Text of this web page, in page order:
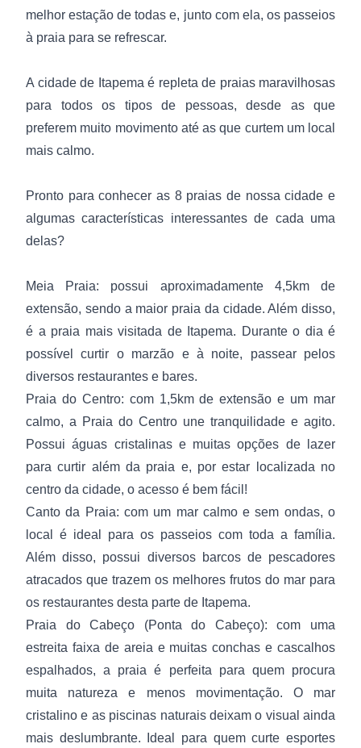
melhor estação de todas e, junto com ela, os passeios
à praia para se refrescar.
A cidade de Itapema é repleta de praias maravilhosas
para todos os tipos de pessoas, desde as que
preferem muito movimento até as que curtem um local
mais calmo.
Pronto para conhecer as 8 praias de nossa cidade e
algumas características interessantes de cada uma
delas?
Meia Praia: possui aproximadamente 4,5km de
extensão, sendo a maior praia da cidade. Além disso,
é a praia mais visitada de Itapema. Durante o dia é
possível curtir o marzão e à noite, passear pelos
diversos restaurantes e bares.
Praia do Centro: com 1,5km de extensão e um mar
calmo, a Praia do Centro une tranquilidade e agito.
Possui águas cristalinas e muitas opções de lazer
para curtir além da praia e, por estar localizada no
centro da cidade, o acesso é bem fácil!
Canto da Praia: com um mar calmo e sem ondas, o
local é ideal para os passeios com toda a família.
Além disso, possui diversos barcos de pescadores
atracados que trazem os melhores frutos do mar para
os restaurantes desta parte de Itapema.
Praia do Cabeço (Ponta do Cabeço): com uma
estreita faixa de areia e muitas conchas e cascalhos
espalhados, a praia é perfeita para quem procura
muita natureza e menos movimentação. O mar
cristalino e as piscinas naturais deixam o visual ainda
mais deslumbrante. Ideal para quem curte esportes